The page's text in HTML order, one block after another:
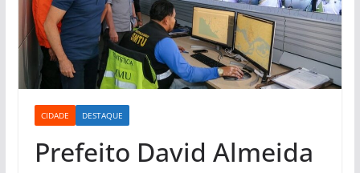
CIDADE DESTAQUE
Prefeito David Almeida